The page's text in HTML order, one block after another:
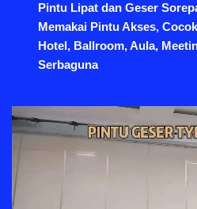
Pintu Lipat dan Geser
Memakai Pintu Akses,
Hotel, Ballroom, Aula,
Serbaguna